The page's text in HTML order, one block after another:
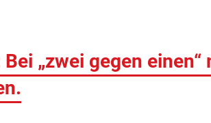
„zwei gegen einen“